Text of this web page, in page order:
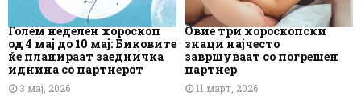
Голем неделен хороскоп
од 4 мај до 10 мај: Биковите
ќе планираат заедничка
иднина со партнерот
3 мај, 2026
Овие три хороскопски
знаци најчесто
завршуваат со погрешен
партнер
11 март, 2026